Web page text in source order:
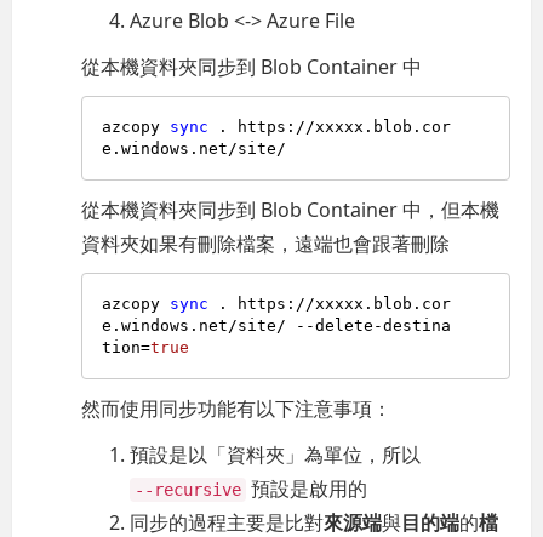
Azure Blob <-> Azure File
從本機資料夾同步到 Blob Container 中
azcopy sync . https://xxxxx.blob.cor
從本機資料夾同步到 Blob Container 中，但本機
資料夾如果有刪除檔案，遠端也會跟著刪除
azcopy sync . https://xxxxx.blob.cor
e.windows.net/site/ --delete-destina
tion=true
然而使用同步功能有以下注意事項：
預設是以「資料夾」為單位，所以
--recursive 預設是啟用的
同步的過程主要是比對來源端與目的端的檔